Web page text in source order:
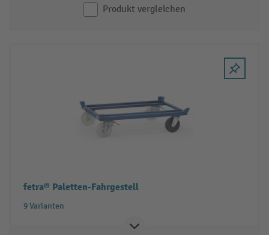
Produkt vergleichen
fetra® Paletten-Fahrgestell
9 Varianten